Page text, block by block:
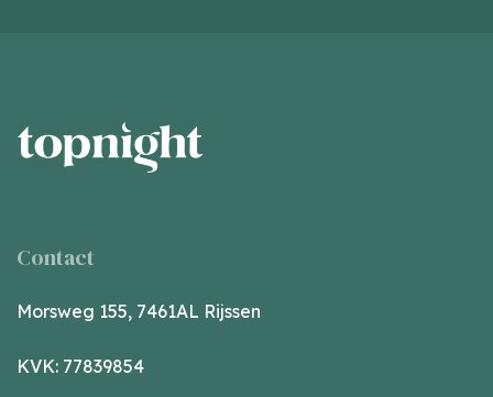
Contact
Morsweg 155, 7461AL Rijssen
KVK: 77839854